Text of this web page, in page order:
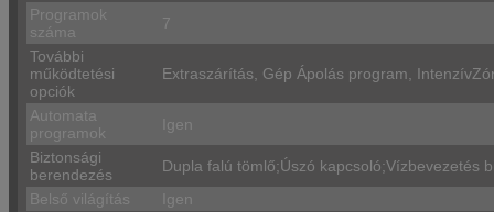
Programok
száma
7
További
működtetési
opciók
Extraszárítás, Gép Ápolás program,
Automata
programok
Igen
Biztonsági
berendezés
Dupla falú tömlő;Úszó kapcsoló;Vízbevezetés
Belső világítás
Igen